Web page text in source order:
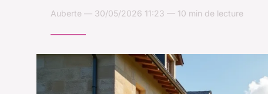
Auberte — 30/05/2026 11:23 — 10 min de lecture